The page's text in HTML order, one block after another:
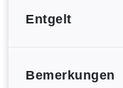
Entgelt
Bemerkungen